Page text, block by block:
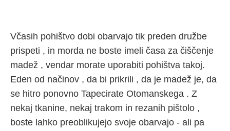
Včasih pohištvo dobi obarvajo tik preden družbe
prispeti , in morda ne boste imeli časa za čiščenje
madež , vendar morate uporabiti pohištva takoj.
Eden od načinov , da bi prikrili , da je madež je, da
se hitro ponovno Tapecirate Otomanskega . Z
nekaj tkanine, nekaj trakom in rezanih pištolo ,
boste lahko preoblikujejo svoje obarvajo - ali pa